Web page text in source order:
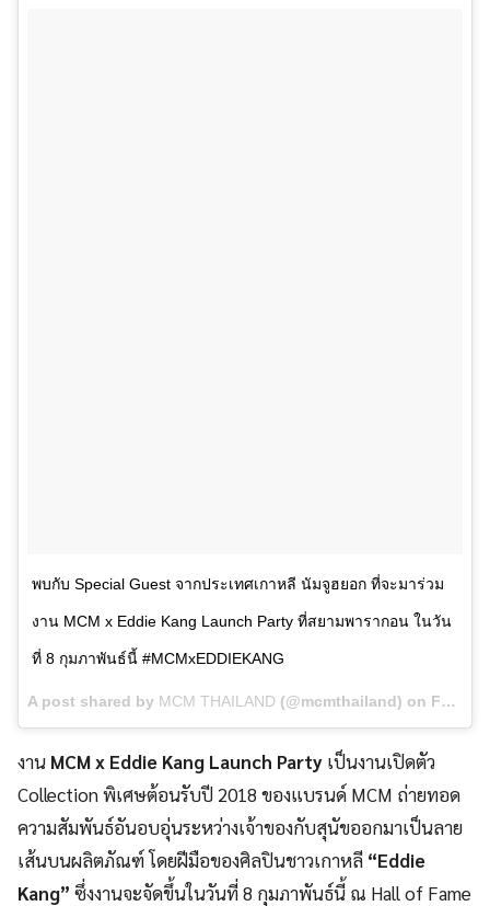
พบกับ Special Guest จากประเทศเกาหลี นัมจูฮยอก ที่จะมาร่วม
งาน MCM x Eddie Kang Launch Party ที่สยามพารากอน ในวัน
ที่ 8 กุมภาพันธ์นี้ #MCMxEDDIEKANG
A post shared by MCM THAILAND (@mcmthailand) on Feb 6, 2018 at 1:47am PST
งาน MCM x Eddie Kang Launch Party เป็นงานเปิดตัว
Collection พิเศษต้อนรับปี 2018 ของแบรนด์ MCM ถ่ายทอด
ความสัมพันธ์อันอบอุ่นระหว่างเจ้าของกับสุนัขออกมาเป็นลาย
เส้นบนผลิตภัณฑ์ โดยฝีมือของศิลปินชาวเกาหลี “Eddie
Kang” ซึ่งงานจะจัดขึ้นในวันที่ 8 กุมภาพันธ์นี้ ณ Hall of Fame